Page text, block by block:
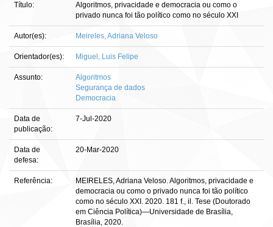
Título:
Algoritmos, privacidade e democracia ou como o
privado nunca foi tão político como no século XXI
Autor(es): Meireles, Adriana Veloso
Orientador(es): Miguel, Luis Felipe
Assunto:
Algoritmos
Segurança de dados
Democracia
Data de
publicação:
7-Jul-2020
Data de
defesa:
20-Mar-2020
Referência:
MEIRELES, Adriana Veloso. Algoritmos, privacidade e
democracia ou como o privado nunca foi tão político
como no século XXI. 2020. 181 f., il. Tese (Doutorado
em Ciência Política)—Universidade de Brasília,
Brasília, 2020.